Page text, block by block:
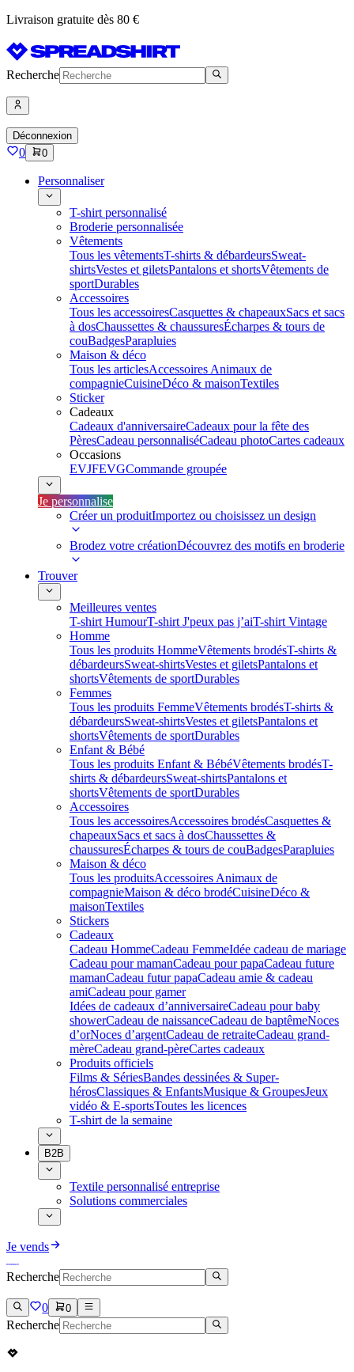
Livraison gratuite dès 80 €
Recherche
Déconnexion
0 0
Personnaliser
T-shirt personnalisé
Broderie personnalisée
Vêtements
Tous les vêtementsT-shirts & débardeursSweat-
shirtsVestes et giletsPantalons et shortsVêtements de
sportDurables
Accessoires
Tous les accessoiresCasquettes & chapeauxSacs et sacs
à dosChaussettes & chaussuresÉcharpes & tours de
couBadgesParapluies
Maison & déco
Tous les articlesAccessoires Animaux de
compagnieCuisineDéco & maisonTextiles
Sticker
Cadeaux
Cadeaux d'anniversaireCadeaux pour la fête des
PèresCadeau personnaliséCadeau photoCartes cadeaux
Occasions
EVJFEVGCommande groupée
Je personnalise
Créer un produitImportez ou choisissez un design
Brodez votre créationDécouvrez des motifs en broderie
Trouver
Meilleures ventes
T-shirt HumourT-shirt J'peux pas j’aiT-shirt Vintage
Homme
Tous les produits HommeVêtements brodésT-shirts &
débardeursSweat-shirtsVestes et giletsPantalons et
shortsVêtements de sportDurables
Femmes
Tous les produits FemmeVêtements brodésT-shirts &
débardeursSweat-shirtsVestes et giletsPantalons et
shortsVêtements de sportDurables
Enfant & Bébé
Tous les produits Enfant & BébéVêtements brodésT-
shirts & débardeursSweat-shirtsPantalons et
shortsVêtements de sportDurables
Accessoires
Tous les accessoiresAccessoires brodésCasquettes &
chapeauxSacs et sacs à dosChaussettes &
chaussuresÉcharpes & tours de couBadgesParapluies
Maison & déco
Tous les produitsAccessoires Animaux de
compagnieMaison & déco brodéCuisineDéco &
maisonTextiles
Stickers
Cadeaux
Cadeau HommeCadeau FemmeIdée cadeau de mariage​
Cadeau pour mamanCadeau pour papaCadeau future
mamanCadeau futur papaCadeau amie & cadeau
amiCadeau pour gamer
Idées de cadeaux d’anniversaireCadeau pour baby
showerCadeau de naissanceCadeau de baptêmeNoces
d’orNoces d’argentCadeau de retraiteCadeau grand-
mèreCadeau grand-pèreCartes cadeaux
Produits officiels
Films & SériesBandes dessinées & Super-
hérosClassiques & EnfantsMusique & GroupesJeux
vidéo & E-sportsToutes les licences
T-shirt de la semaine
B2B
Textile personnalisé entreprise
Solutions commerciales
Je vends
Recherche
0 0
Recherche